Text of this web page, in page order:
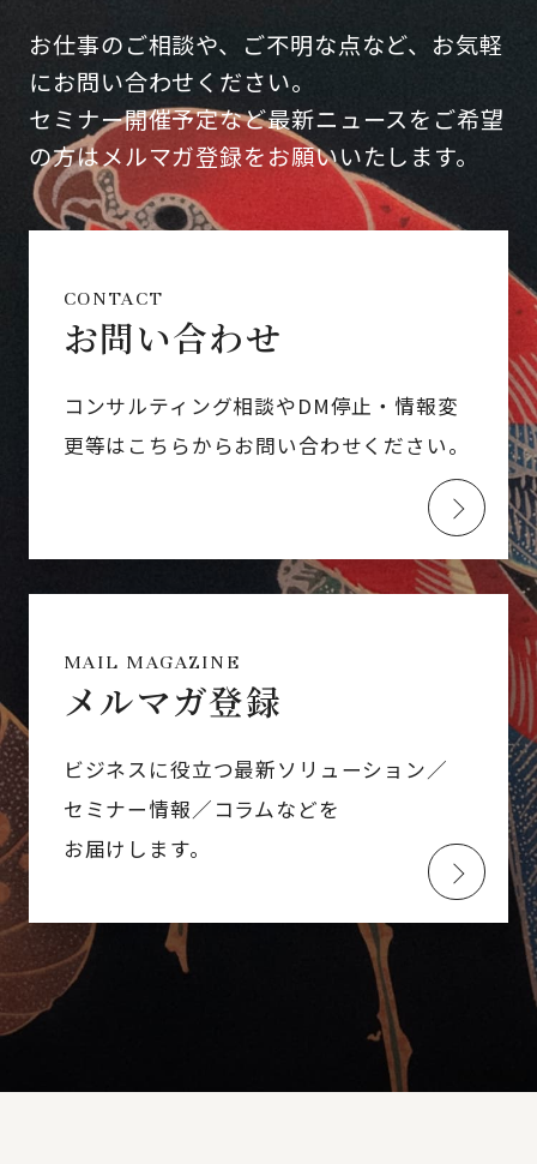
お仕事のご相談や、ご不明な点など、お気軽
にお問い合わせください。
セミナー開催予定など最新ニュースをご希望
の方はメルマガ登録をお願いいたします。
CONTACT
お問い合わせ
コンサルティング相談やDM停止・情報変
更等はこちらからお問い合わせください。
MAIL MAGAZINE
メルマガ登録
ビジネスに役立つ最新ソリューション／
セミナー情報／コラムなどを
お届けします。